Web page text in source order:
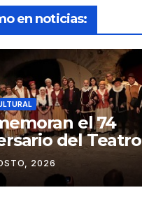
en noticias:
el 74
del Teatro
con una
del
jovial”
2026